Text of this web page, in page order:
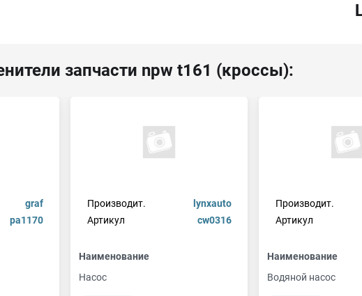
запчасти npw t161 (кроссы):
graf
pa1170
Производит.
lynxauto
Артикул
cw0316
Наименование
Насос
Производит.
Артикул
Наименование
Водяной насос